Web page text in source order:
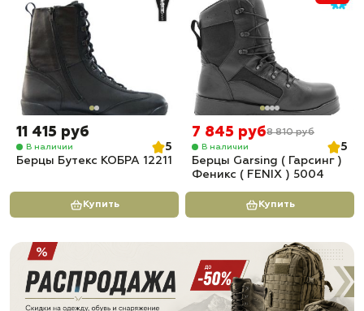
11 415 руб
В наличии
5
Берцы Бутекс КОБРА 12211
Купить
7 845 руб8 810 руб
В наличии
5
Берцы Garsing ( Гарсинг )
Феникс ( FENIX ) 5004
Купить